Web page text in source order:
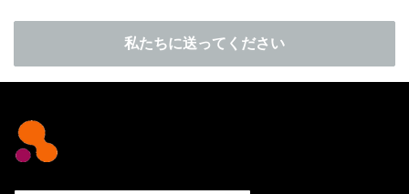
私たちに送ってください